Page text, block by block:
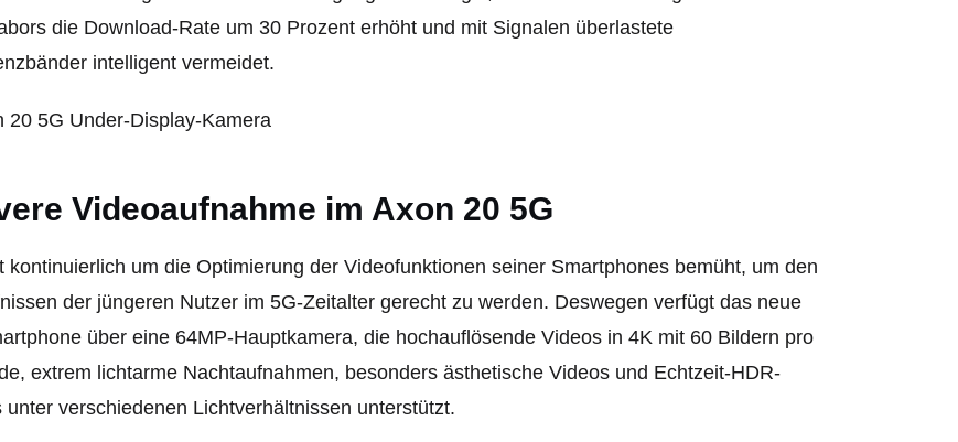
die Download-Rate um 30 Prozent erhöht und mit Signalen überlastete
intelligent vermeidet.
Videoaufnahme im Axon 20 5G
kontinuierlich um die Optimierung der Videofunktionen seiner Smartphones bemüht, um den
der jüngeren Nutzer im 5G-Zeitalter gerecht zu werden. Deswegen verfügt das neue
über eine 64MP-Hauptkamera, die hochauflösende Videos in 4K mit 60 Bildern pro
extrem lichtarme Nachtaufnahmen, besonders ästhetische Videos und Echtzeit-HDR-
unter verschiedenen Lichtverhältnissen unterstützt.